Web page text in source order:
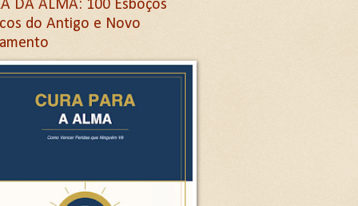
G
G
DA ALMA: 100 Esboços
do Antigo e Novo